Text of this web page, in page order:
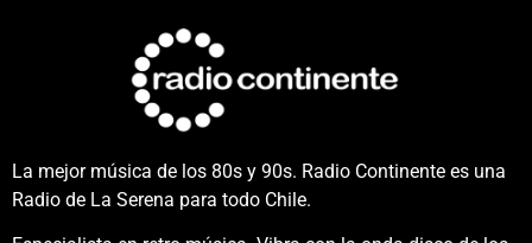
La mejor música de los 80s y 90s. Radio Continente es una
Radio de La Serena para todo Chile.